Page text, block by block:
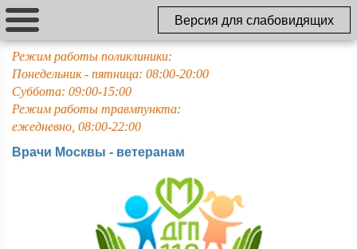
Версия для слабовидящих
Режим работы поликлиники:
Понедельник - пятница: 08:00-20:00
Суббота: 09:00-15:00
Режим работы травмпункта:
ежедневно, 08:00-22:00
Врачи Москвы - ветеранам